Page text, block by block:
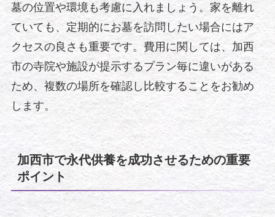
墓の位置や環境も考慮に入れましょう。家を離れ
ていても、定期的にお墓を訪問したい場合にはア
クセスの良さも重要です。費用に関しては、加西
市の寺院や施設が提示するプラン毎に違いがある
ため、複数の場所を確認し比較することをお勧め
します。
加西市で永代供養を成功させるための重要
ポイント